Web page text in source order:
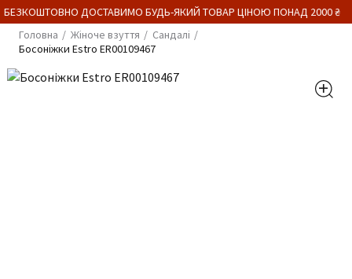
ДОСТАВИМО БУДЬ-ЯКИЙ ТОВАР ЦІНОЮ ПОНАД 2000 ₴
Головна
Жіноче взуття
Сандалі
Босоніжки Estro ER00109467